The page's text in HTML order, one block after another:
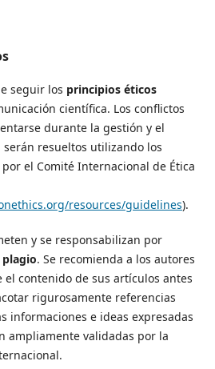
seguir los principios éticos
científica. Los conflictos
durante la gestión y el
resueltos utilizando los
el Comité Internacional de Ética
resources/guidelines).
y se responsabilizan por
plagio. Se recomienda a los autores
contenido de sus artículos antes
rigurosamente referencias
informaciones e ideas expresadas
ampliamente validadas por la